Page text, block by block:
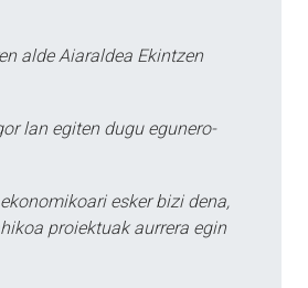
alde Aiaraldea Ekintzen
lan egiten dugu egunero-
esker bizi dena,
proiektuak aurrera egin